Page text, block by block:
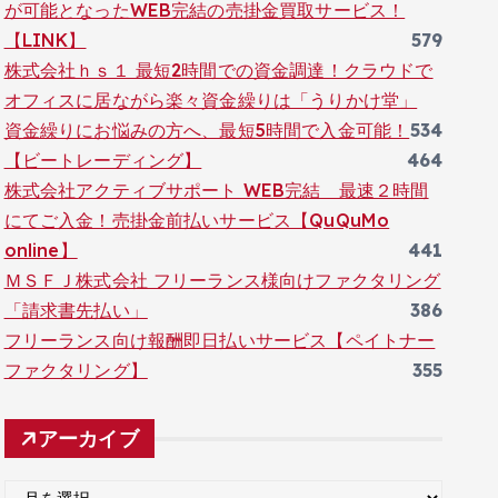
が可能となったWEB完結の売掛金買取サービス！
【LINK】
579
株式会社ｈｓ１ 最短2時間での資金調達！クラウドで
オフィスに居ながら楽々資金繰りは「うりかけ堂」
534
資金繰りにお悩みの方へ、最短5時間で入金可能！
【ビートレーディング】
464
株式会社アクティブサポート WEB完結 最速２時間
にてご入金！売掛金前払いサービス【QuQuMo
online】
441
ＭＳＦＪ株式会社 フリーランス様向けファクタリング
「請求書先払い」
386
フリーランス向け報酬即日払いサービス【ペイトナー
ファクタリング】
355
アーカイブ